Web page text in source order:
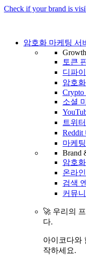
Check if your brand is
암호화 마케팅 서
토큰
디파
암호
Crypto
소셜
트위
Reddit
마케
Brand
암호
온라
검색
커뮤
🚀 우리의
다.
아이코다와
작하세요.